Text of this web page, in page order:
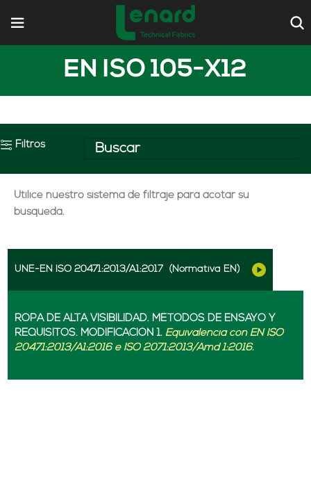
EN ISO 105-X12
Filtros
Utilice nuestro sistema de filtraje para acotar su
búsqueda.
UNE-EN ISO 20471:2013/A1:2017 (Normativa EN)
ROPA DE ALTA VISIBILIDAD. MÉTODOS DE ENSAYO Y
REQUISITOS. MODIFICACIÓN 1. Equivalencia con EN ISO
20471:2013/A1:2016 e ISO 2071:2013/Amd 1:2016.